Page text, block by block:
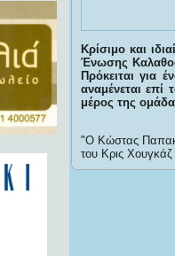
Κρίσιμο και
Ένωσης
Πρόκειται για
αναμένεται επί
μέρος της
Ο Κώστας
του Κρις